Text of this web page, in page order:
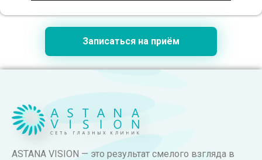
Записаться на приём
ASTANA VISION — это результат смелого взгляда в